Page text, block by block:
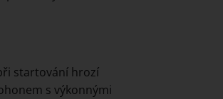
startování hrozí
s výkonnými